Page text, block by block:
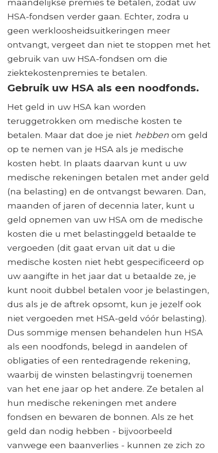
HSA-fondsen verder gaan. Echter, zodra u
geen werkloosheidsuitkeringen meer
ontvangt, vergeet dan niet te stoppen met het
gebruik van uw HSA-fondsen om die
ziektekostenpremies te betalen.
Gebruik uw HSA als een noodfonds.
Het geld in uw HSA kan worden
teruggetrokken om medische kosten te
betalen. Maar dat doe je niet hebben om geld
op te nemen van je HSA als je medische
kosten hebt. In plaats daarvan kunt u uw
medische rekeningen betalen met ander geld
(na belasting) en de ontvangst bewaren. Dan,
maanden of jaren of decennia later, kunt u
geld opnemen van uw HSA om de medische
kosten die u met belastinggeld betaalde te
vergoeden (dit gaat ervan uit dat u die
medische kosten niet hebt gespecificeerd op
uw aangifte in het jaar dat u betaalde ze, je
kunt nooit dubbel betalen voor je belastingen,
dus als je de aftrek opsomt, kun je jezelf ook
niet vergoeden met HSA-geld vóór belasting).
Dus sommige mensen behandelen hun HSA
als een noodfonds, belegd in aandelen of
obligaties of een rentedragende rekening,
waarbij de winsten belastingvrij toenemen
van het ene jaar op het andere. Ze betalen al
hun medische rekeningen met andere
fondsen en bewaren de bonnen. Als ze het
geld dan nodig hebben - bijvoorbeeld
vanwege een baanverlies - kunnen ze zich zo